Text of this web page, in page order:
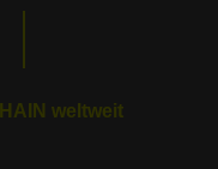
weltweit